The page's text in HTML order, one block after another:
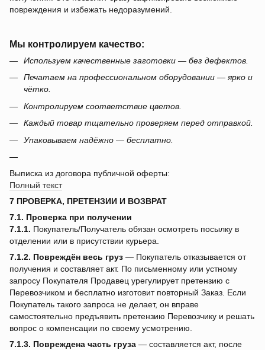
повреждения и избежать недоразумений.
Мы контролируем качество:
Используем качественные заготовки — без дефектов.
Печатаем на профессиональном оборудовании — ярко и
чётко.
Контролируем соответствие цветов.
Каждый товар тщательно проверяем перед отправкой.
Упаковываем надёжно — бесплатно.
Выписка из договора публичной оферты:
Полный текст
7 ПРОВЕРКА, ПРЕТЕНЗИИ И ВОЗВРАТ
7.1. Проверка при получении
7.1.1. Покупатель/Получатель обязан осмотреть посылку в
отделении или в присутствии курьера.
7.1.2. Повреждён весь груз — Покупатель отказывается от
получения и составляет акт. По письменному или устному
запросу Покупателя Продавец урегулирует претензию с
Перевозчиком и бесплатно изготовит повторный Заказ. Если
Покупатель такого запроса не делает, он вправе
самостоятельно предъявить претензию Перевозчику и решать
вопрос о компенсации по своему усмотрению.
7.1.3. Повреждена часть груза — составляется акт, после